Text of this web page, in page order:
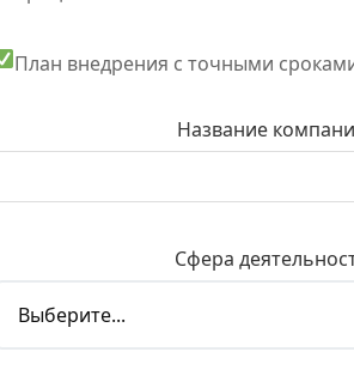
План внедрения с точными
Название
Сфера